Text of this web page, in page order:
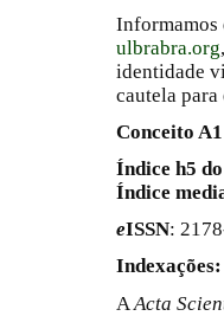
Informamos
ulbrabra.org
identidade
cautela para
Conceito
Índice h5
Índice
eISSN:
Indexações:
A Acta